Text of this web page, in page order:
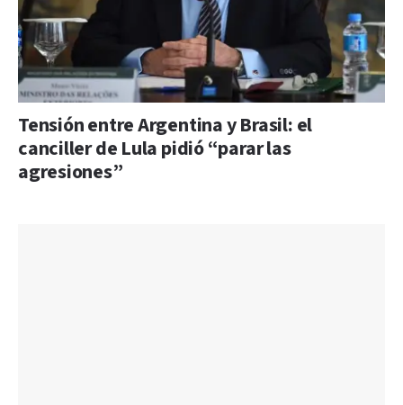
Tensión entre Argentina y Brasil: el
canciller de Lula pidió “parar las
agresiones”